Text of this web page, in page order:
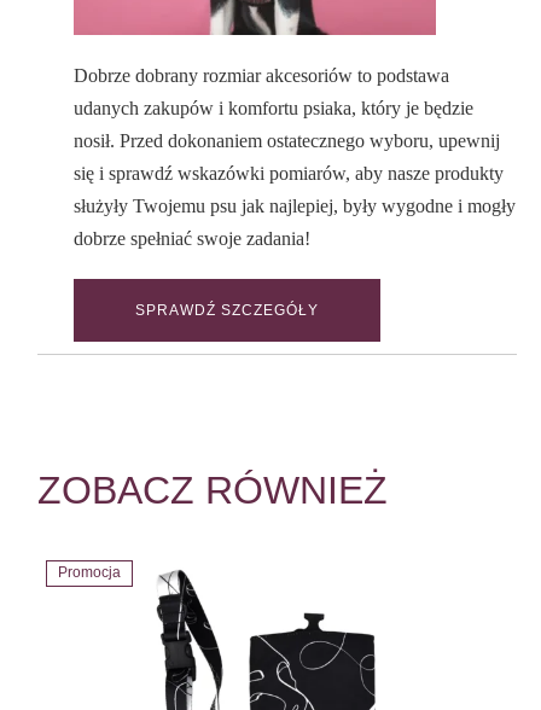
Dobrze dobrany rozmiar akcesoriów to podstawa
udanych zakupów i komfortu psiaka, który je będzie
nosił. Przed dokonaniem ostatecznego wyboru, upewnij
się i sprawdź wskazówki pomiarów, aby nasze produkty
służyły Twojemu psu jak najlepiej, były wygodne i mogły
dobrze spełniać swoje zadania!
SPRAWDŹ SZCZEGÓŁY
ZOBACZ RÓWNIEŻ
Promocja